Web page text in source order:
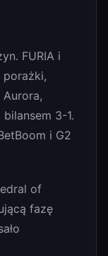
FURIA i
porażki,
3-1.
i G2
of
fazę